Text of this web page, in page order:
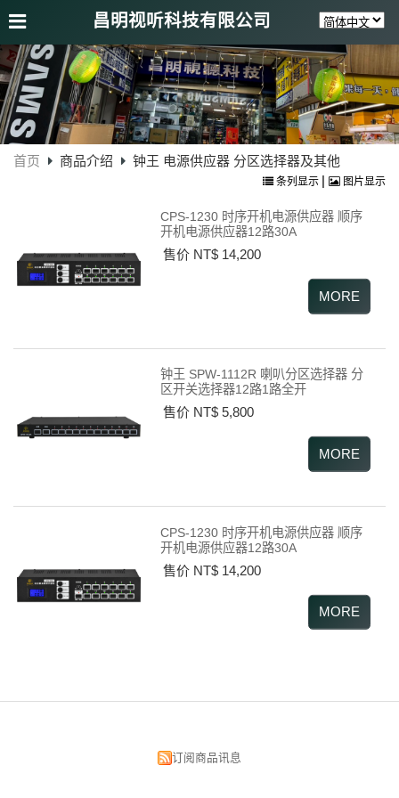
昌明视听科技有限公司
首页 商品介绍 钟王 电源供应器 分区选择器及其他
条列显示 | 图片显示
CPS-1230 时序开机电源供应器 顺序
开机电源供应器12路30A
售价 NT$ 14,200
钟王 SPW-1112R 喇叭分区选择器 分
区开关选择器12路1路全开
售价 NT$ 5,800
CPS-1230 时序开机电源供应器 顺序
开机电源供应器12路30A
售价 NT$ 14,200
订阅商品讯息